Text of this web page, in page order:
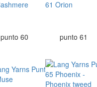
punto 60 punto 61